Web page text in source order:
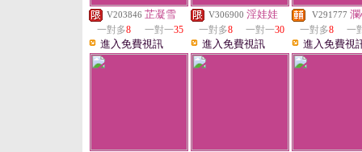
V203846 芷凝雪
一對多8 一對一35
進入免費視訊
V306900 淫娃娃
一對多8 一對一30
進入免費視訊
V291777
一對多8 一
進入免費視